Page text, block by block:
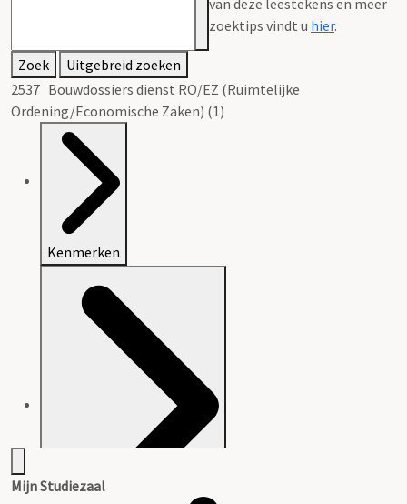
zoektips vindt u hier.
Zoek
Uitgebreid zoeken
2537 Bouwdossiers dienst RO/EZ (Ruimtelijke
Ordening/Economische Zaken) (1)
Kenmerken
Mijn Studiezaal